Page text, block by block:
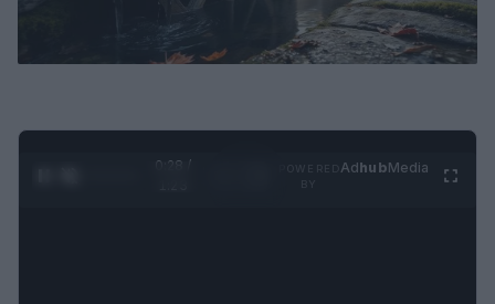
0:29 /
AdhubMedia